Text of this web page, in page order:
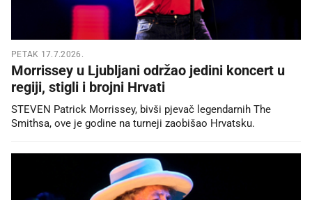
PETAK 17.7.2026.
Morrissey u Ljubljani održao jedini koncert u
regiji, stigli i brojni Hrvati
STEVEN Patrick Morrissey, bivši pjevač legendarnih The
Smithsa, ove je godine na turneji zaobišao Hrvatsku.